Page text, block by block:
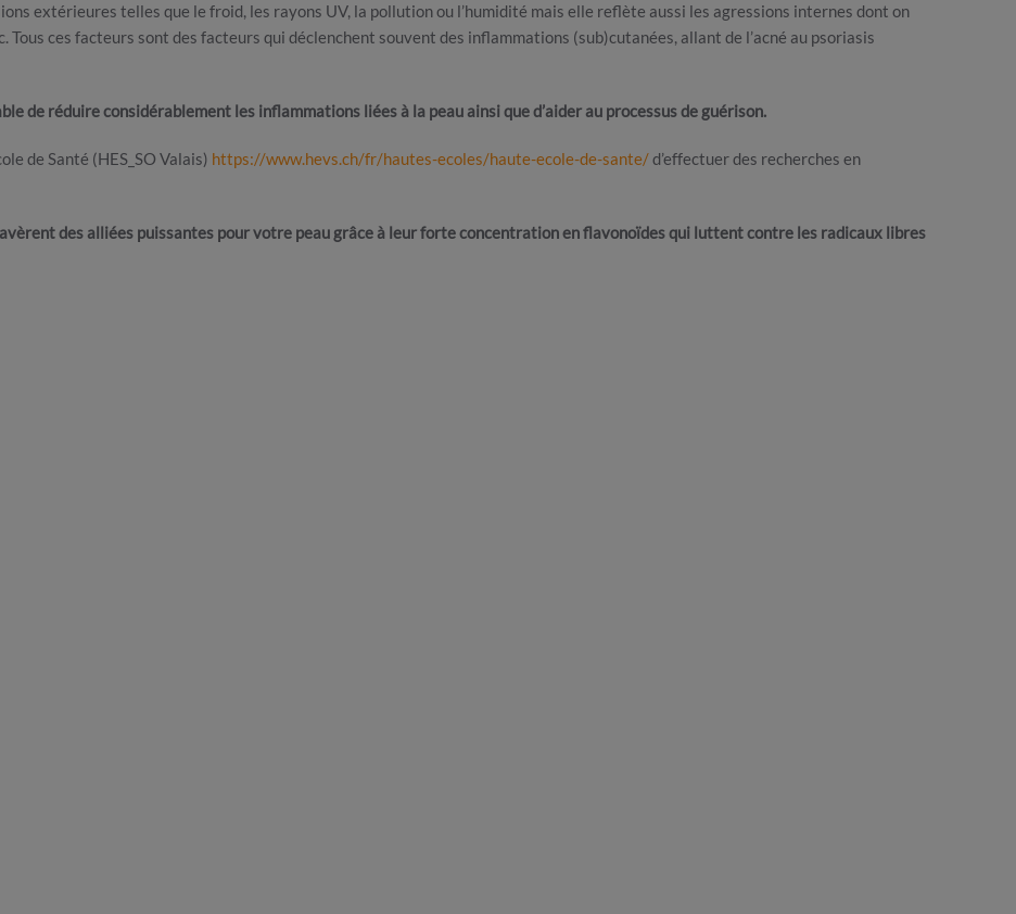
extérieures telles que le froid, les rayons UV, la pollution ou l’humidité mais elle reflète aussi les agressions internes dont on
ces facteurs sont des facteurs qui déclenchent souvent des inflammations (sub)cutanées, allant de l’acné au psoriasis
de réduire considérablement les inflammations liées à la peau ainsi que d’aider au processus de guérison.
de Santé (HES_SO Valais) https://www.hevs.ch/fr/hautes-ecoles/haute-ecole-de-sante/d’effectuer des recherches en
des alliées puissantes pour votre peau grâce à leur forte concentration en flavonoïdes qui luttent contre les radicaux libres